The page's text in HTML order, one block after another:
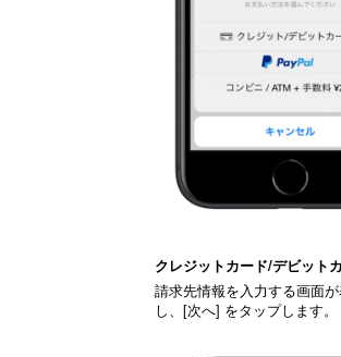
クレジットカード/デビット
請求先情報を入力する画面
し、[次へ] をタップします。